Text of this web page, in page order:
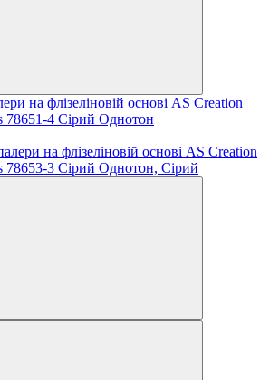
на флізеліновій основі AS Creation
78651-4 Сірий Однотон